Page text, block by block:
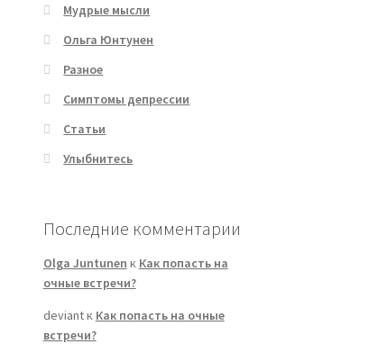
Мудрые мысли
Ольга Юнтунен
Разное
Симптомы депрессии
Статьи
Улыбнитесь
Последние комментарии
Olga Juntunen к Как попасть на
очные встречи?
deviantк Как попасть на очные
встречи?